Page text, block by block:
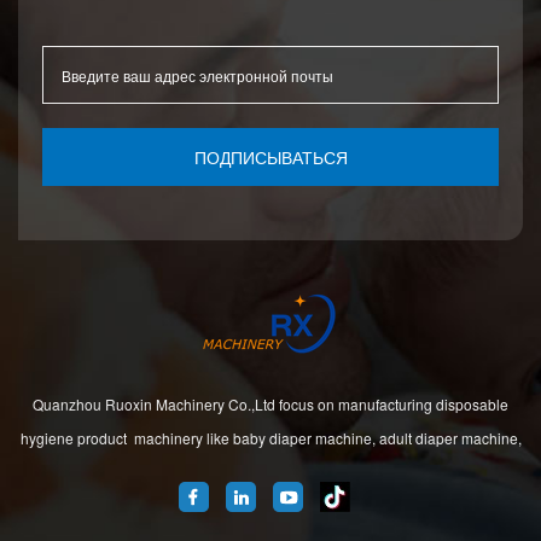
ПОДПИСЫВАТЬСЯ
Quanzhou Ruoxin Machinery Co.,Ltd focus on manufacturing disposable
hygiene product machinery like baby diaper machine, adult diaper machine,
Fujian Province, China. And our company